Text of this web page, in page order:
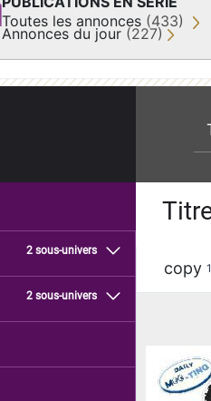
Toutes les annonces (433)
Annonces du jour (227)
2 sous-univers
2 sous-univers
copy